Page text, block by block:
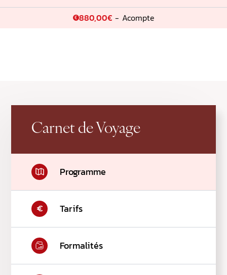
€ 880,00€ - Acompte
Carnet de Voyage
Programme
Tarifs
Formalités